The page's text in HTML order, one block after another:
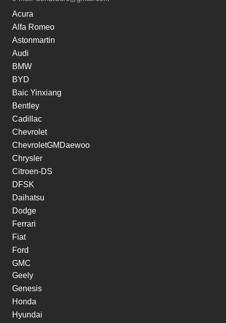
Acura
Alfa Romeo
Astonmartin
Audi
BMW
BYD
Baic Yinxiang
Bentley
Cadillac
Chevrolet
ChevroletGMDaewoo
Chrysler
Citroen-DS
DFSK
Daihatsu
Dodge
Ferrari
Fiat
Ford
GMC
Geely
Genesis
Honda
Hyundai